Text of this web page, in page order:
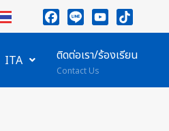
Facebook
LineYouTube
TikTok
ITA ติดต่อเรา/ร้องเรียน
Contact Us